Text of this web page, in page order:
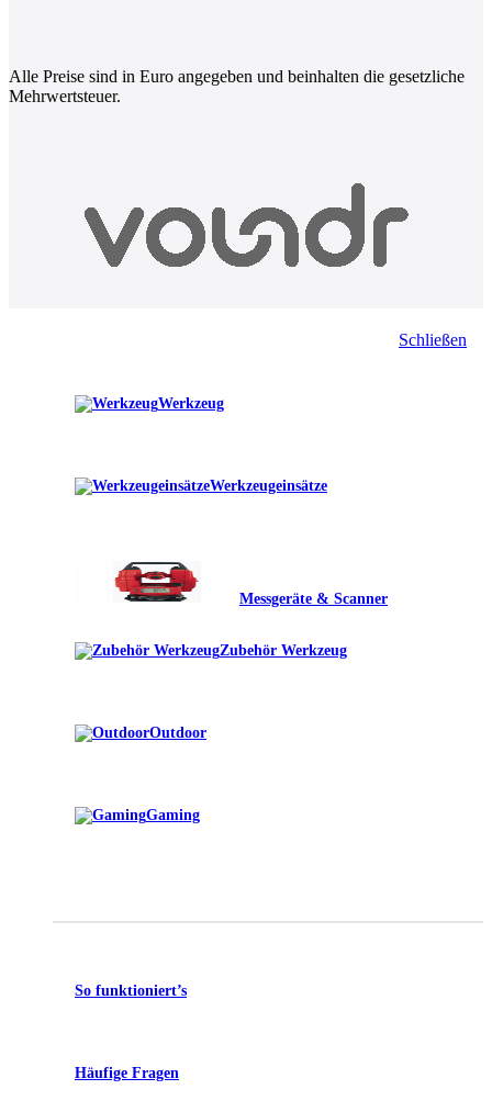
Alle Preise sind in Euro angegeben und beinhalten die gesetzliche
Mehrwertsteuer.
Schließen
Werkzeug
Werkzeugeinsätze
Messgeräte & Scanner
Zubehör Werkzeug
Outdoor
Gaming
So funktioniert’s
Häufige Fragen